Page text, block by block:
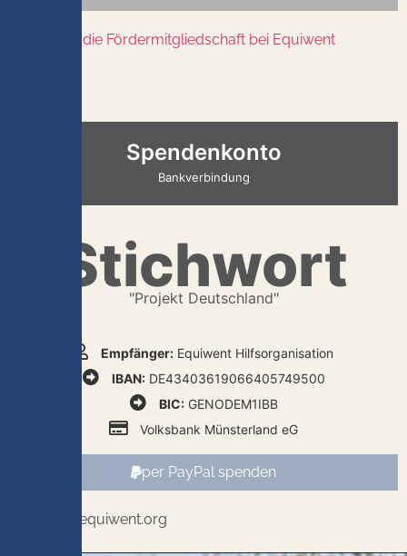
Mehr über die Fördermitgliedschaft bei Equiwent
Spendenkonto
Bankverbindung
Stichwort
"Projekt Deutschland"
Empfänger: Equiwent Hilfsorganisation
IBAN:DE43403619066405749500
BIC:GENODEM1IBB
Volksbank Münsterland eG
per PayPal spenden
spenden@equiwent.org